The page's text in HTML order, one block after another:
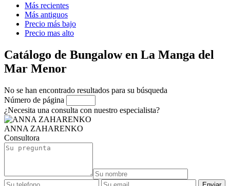
Más recientes
Más antiguos
Precio más bajo
Precio mas alto
Catálogo de Bungalow en La Manga del
Mar Menor
No se han encontrado resultados para su búsqueda
Número de página
¿Necesita una consulta con nuestro especialista?
ANNA ZAHARENKO
Consultora